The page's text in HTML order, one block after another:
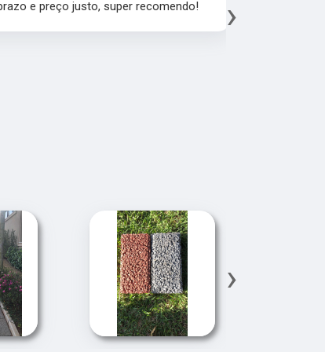
material, agradeço todo a cimentpav pelo
fábrica espatular e muito sucesso no
mercado.
›
›